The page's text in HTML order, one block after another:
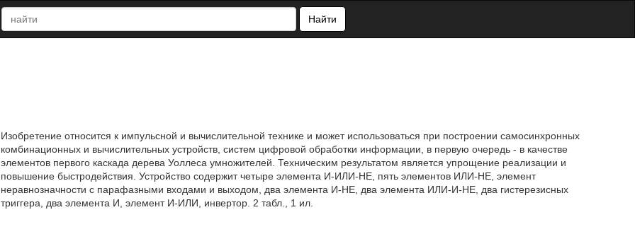
Найти
Изобретение относится к импульсной и вычислительной технике и может использоваться при построении самосинхронных
комбинационных и вычислительных устройств, систем цифровой обработки информации, в первую очередь - в качестве
элементов первого каскада дерева Уоллеса умножителей. Техническим результатом является упрощение реализации и
повышение быстродействия. Устройство содержит четыре элемента И-ИЛИ-НЕ, пять элементов ИЛИ-НЕ, элемент
неравнозначности с парафазными входами и выходом, два элемента И-НЕ, два элемента ИЛИ-И-НЕ, два гистерезисных
триггера, два элемента И, элемент И-ИЛИ, инвертор. 2 табл., 1 ил.